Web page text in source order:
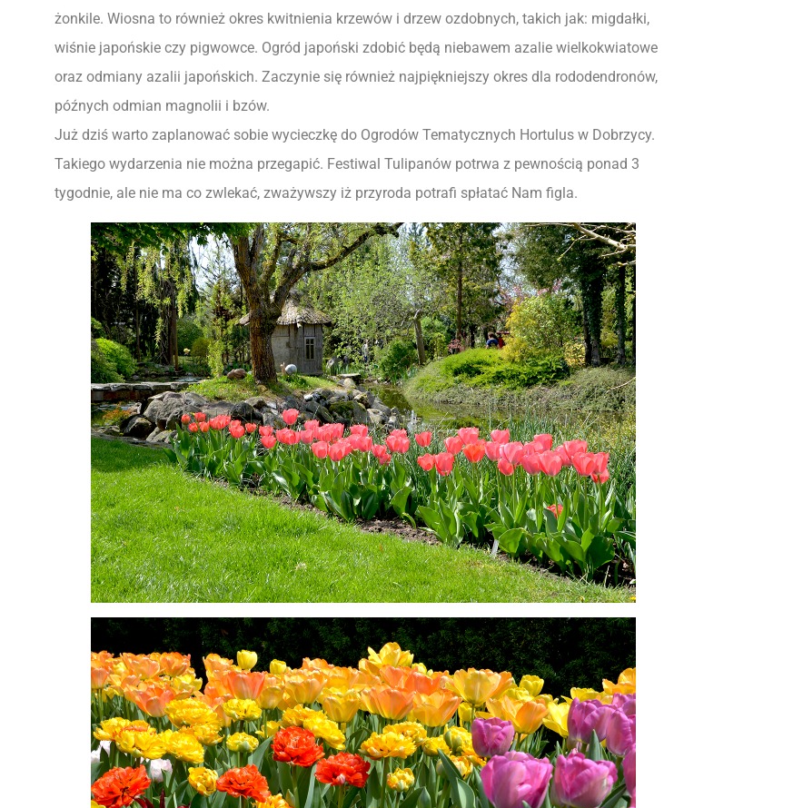
żonkile. Wiosna to również okres kwitnienia krzewów i drzew ozdobnych, takich jak: migdałki,
wiśnie japońskie czy pigwowce. Ogród japoński zdobić będą niebawem azalie wielkokwiatowe
oraz odmiany azalii japońskich. Zaczynie się również najpiękniejszy okres dla rododendronów,
późnych odmian magnolii i bzów.
Już dziś warto zaplanować sobie wycieczkę do Ogrodów Tematycznych Hortulus w Dobrzycy.
Takiego wydarzenia nie można przegapić. Festiwal Tulipanów potrwa z pewnością ponad 3
tygodnie, ale nie ma co zwlekać, zważywszy iż przyroda potrafi spłatać Nam figla.